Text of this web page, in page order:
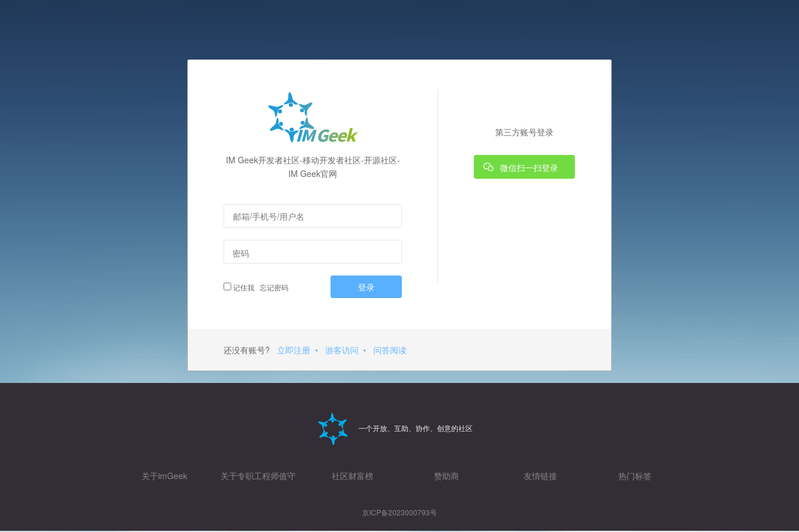
IM Geek开发者社区-移动开发者社区-开源社区-
IM Geek官网
密码
登录
记住我 忘记密码
第三方账号登录
微信扫一扫登录
还没有账号? 立即注册 • 游客访问 • 问答阅读
一个开放、互助、协作、创意的社区
关于imGeek 关于专职工程师值守 社区财富榜 赞助商 友情链接 热门标签
京ICP备2023000793号